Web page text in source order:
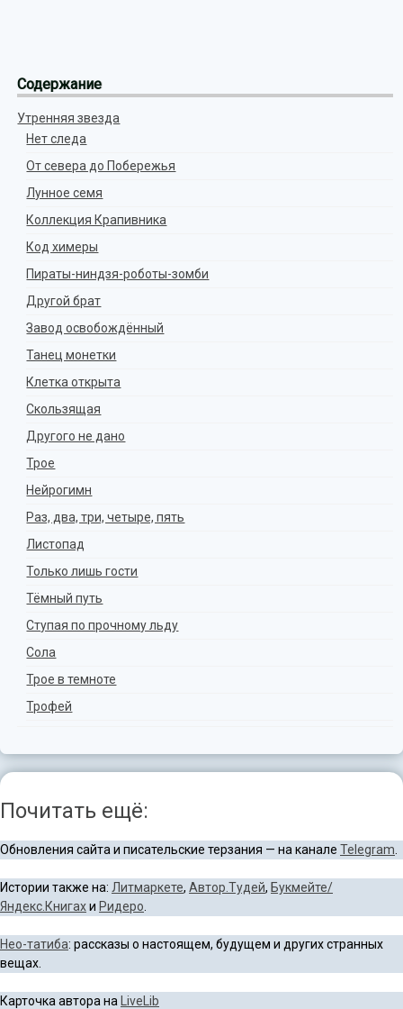
Содержание
Утренняя звезда
Нет следа
От севера до Побережья
Лунное семя
Коллекция Крапивника
Код химеры
Пираты-ниндзя-роботы-зомби
Другой брат
Завод освобождённый
Танец монетки
Клетка открыта
Скользящая
Другого не дано
Трое
Нейрогимн
Раз, два, три, четыре, пять
Листопад
Только лишь гости
Тёмный путь
Ступая по прочному льду
Сола
Трое в темноте
Трофей
Почитать ещё:
Обновления сайта и писательские терзания — на канале Telegram
Истории также на: Литмаркете, Автор.Тудей, Букмейте/
Яндекс.Книгахи Ридеро
Нео-татиба: рассказы о настоящем, будущем и других странных
вещах.
Карточка автора на LiveLib